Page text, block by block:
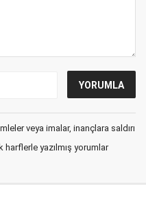
veya imalar, inançlara saldırı
harflerle yazılmış yorumlar